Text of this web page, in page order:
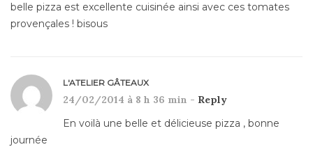
belle pizza est excellente cuisinée ainsi avec ces tomates
provençales ! bisous
L'ATELIER GÂTEAUX
24/02/2014 à 8 h 36 min - Reply
En voilà une belle et délicieuse pizza , bonne
journée